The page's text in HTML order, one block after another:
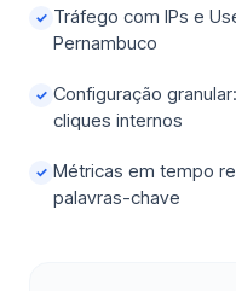
✓ Tráfego com IPs e
Pernambuco
✓ Configuração
cliques internos
✓ Métricas em tempo
palavras-chave